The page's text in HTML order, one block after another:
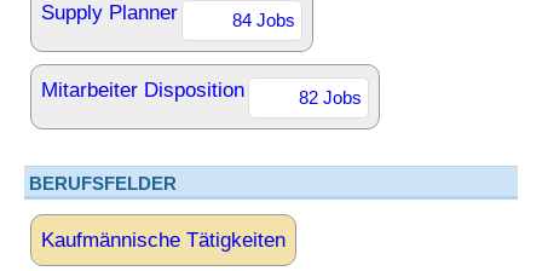
Supply Planner 84 Jobs
Mitarbeiter Disposition 82 Jobs
BERUFSFELDER
Kaufmännische Tätigkeiten